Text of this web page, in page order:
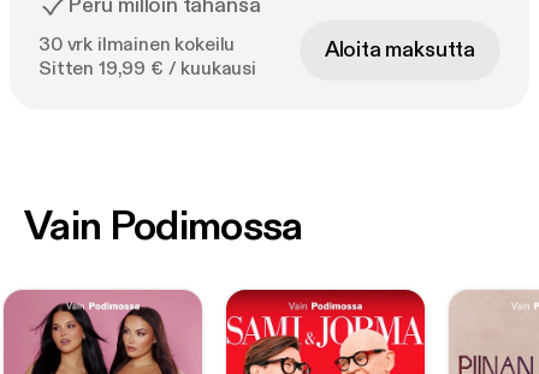
30 vrk ilmainen kokeilu
Sitten 19,99 € / kuukausi
Aloita maksutta
Vain Podimossa